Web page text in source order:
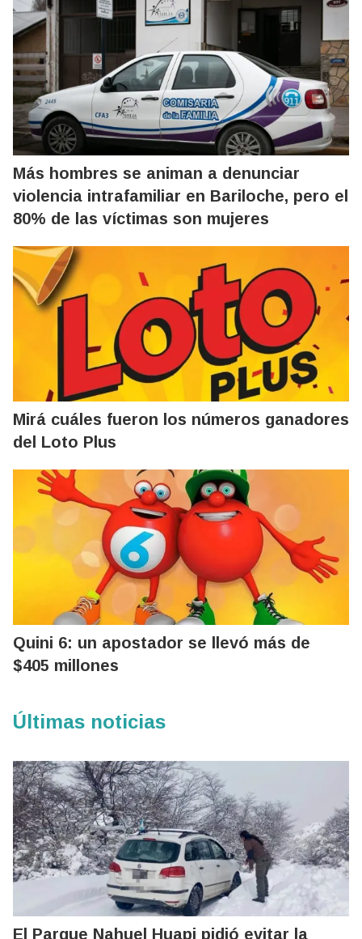
Más hombres se animan a denunciar
violencia intrafamiliar en Bariloche, pero el
80% de las víctimas son mujeres
Mirá cuáles fueron los números ganadores
del Loto Plus
Quini 6: un apostador se llevó más de
$405 millones
Últimas noticias
El Parque Nahuel Huapi pidió evitar la